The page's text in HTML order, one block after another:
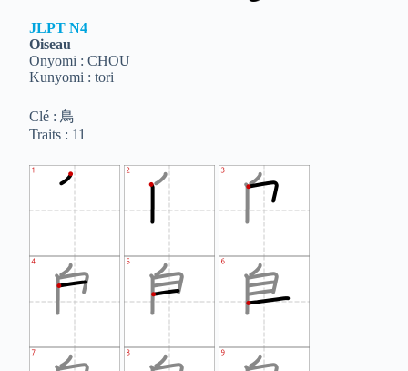
JLPT N4
Oiseau
Onyomi : CHOU
Kunyomi : tori
Clé : 鳥
Traits : 11